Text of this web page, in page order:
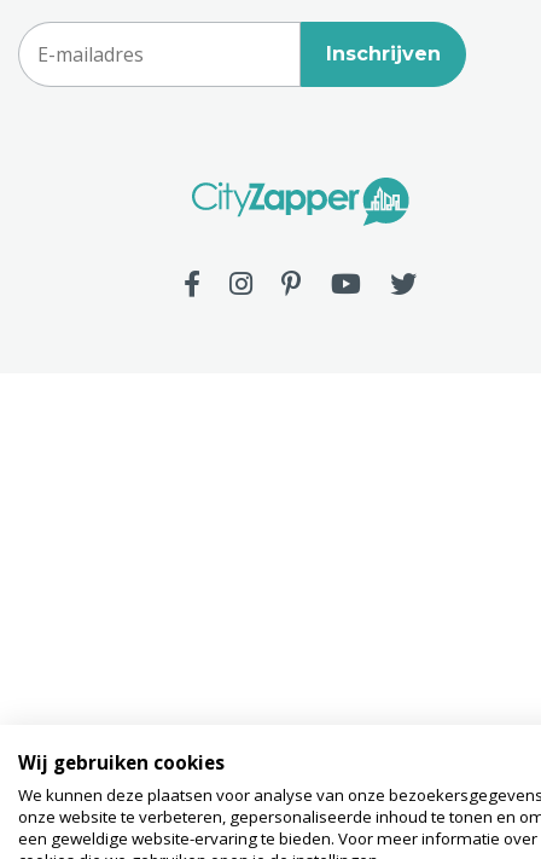
Inschrijven
Wij gebruiken cookies
We kunnen deze plaatsen voor analyse van onze
onze website te verbeteren, gepersonaliseerde inhoud te tonen en
een geweldige website-ervaring te bieden. Voor meer informatie over